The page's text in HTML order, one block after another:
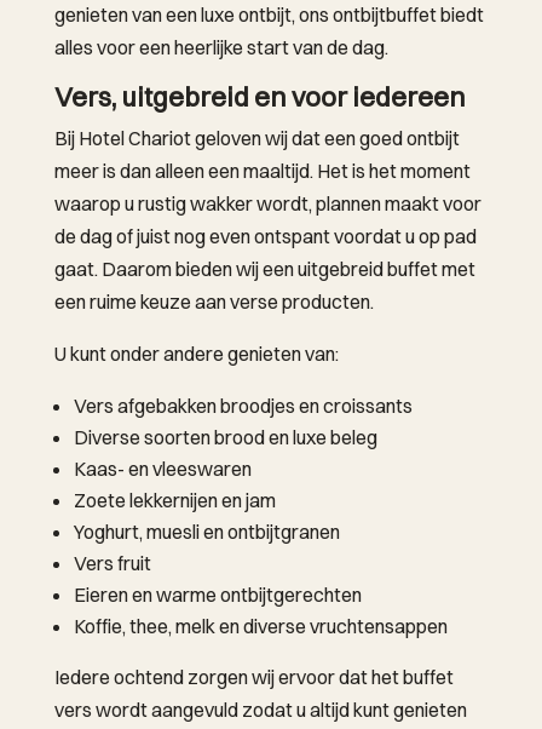
genieten van een luxe ontbijt, ons ontbijtbuffet biedt
alles voor een heerlijke start van de dag.
Vers, uitgebreid en voor iedereen
Bij Hotel Chariot geloven wij dat een goed ontbijt
meer is dan alleen een maaltijd. Het is het moment
waarop u rustig wakker wordt, plannen maakt voor
de dag of juist nog even ontspant voordat u op pad
gaat. Daarom bieden wij een uitgebreid buffet met
een ruime keuze aan verse producten.
U kunt onder andere genieten van:
Vers afgebakken broodjes en croissants
Diverse soorten brood en luxe beleg
Kaas- en vleeswaren
Zoete lekkernijen en jam
Yoghurt, muesli en ontbijtgranen
Vers fruit
Eieren en warme ontbijtgerechten
Koffie, thee, melk en diverse vruchtensappen
Iedere ochtend zorgen wij ervoor dat het buffet
vers wordt aangevuld zodat u altijd kunt genieten